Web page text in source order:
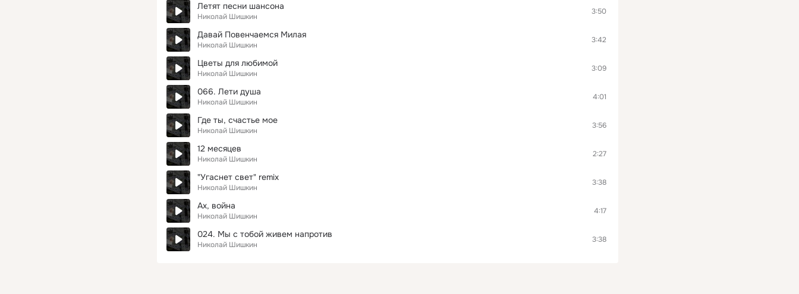
Летят песни шансона
Николай Шишкин
3:50
Давай Повенчаемся Милая
Николай Шишкин
3:42
Цветы для любимой
Николай Шишкин
3:09
066. Лети душа
Николай Шишкин
4:01
Где ты, счастье мое
Николай Шишкин
3:56
12 месяцев
Николай Шишкин
2:27
"Угаснет свет" remix
Николай Шишкин
3:38
Ах, война
Николай Шишкин
4:17
024. Мы с тобой живем напротив
Николай Шишкин
3:38